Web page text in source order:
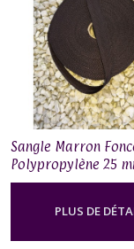
Sangle Marron
Polypropylène 25
PLUS DE